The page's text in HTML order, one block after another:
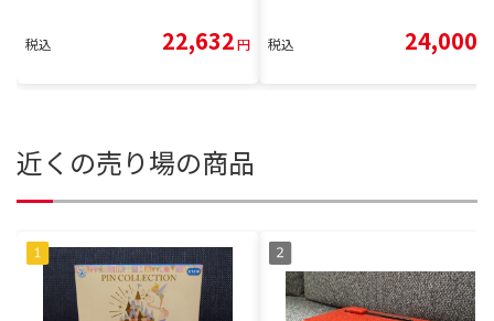
税込 22,632円 税込 24,000
近くの売り場の商品